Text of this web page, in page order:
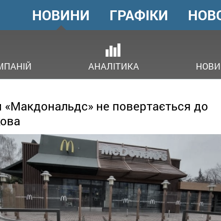
ГОЛОВНЕ
МЕНЮ
НОВИНИ
АНАЛІТИКА
ГРАФІКИ
«Макдональдс» не повертається до